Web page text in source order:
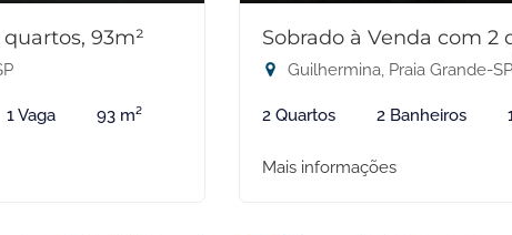
93m²
1 Vaga 93 m²
Sobrado à Venda com 2
Guilhermina, Praia Grande-SP
2 Quartos 2 Banheiros
Mais informações